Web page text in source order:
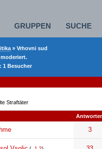
GRUPPEN SUCHE
» Vrhovni sud
1 Besucher
Straftäter
3